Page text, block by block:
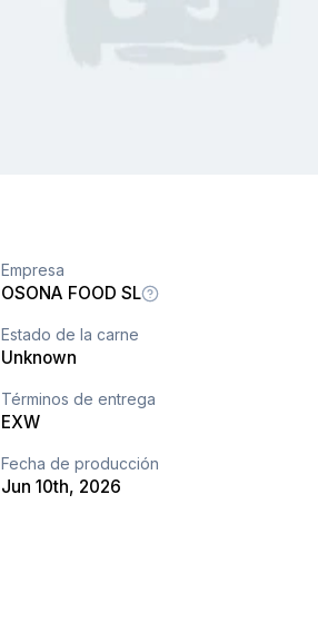
Empresa
OSONA FOOD SL
Estado de la carne
Unknown
Términos de entrega
EXW
Fecha de producción
Jun 10th, 2026